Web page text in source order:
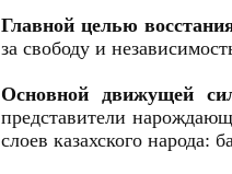
Главной целью
за свободу и
Основной движущей
представители
слоев казахского народа: